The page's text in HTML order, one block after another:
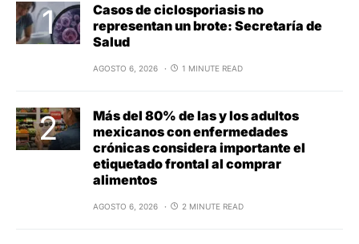
Casos de ciclosporiasis no
representan un brote: Secretaría de
Salud
AGOSTO 6, 2026 1 MINUTE READ
Más del 80% de las y los adultos
mexicanos con enfermedades
crónicas considera importante el
etiquetado frontal al comprar
alimentos
AGOSTO 6, 2026 2 MINUTE READ